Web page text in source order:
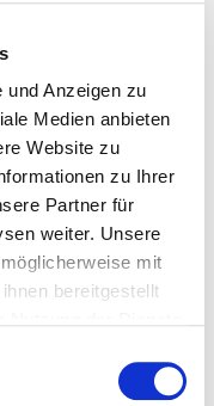
und Anzeigen zu
Medien anbieten
Website zu
zu Ihrer
Partner für
weiter. Unsere
mit
bereitgestellt